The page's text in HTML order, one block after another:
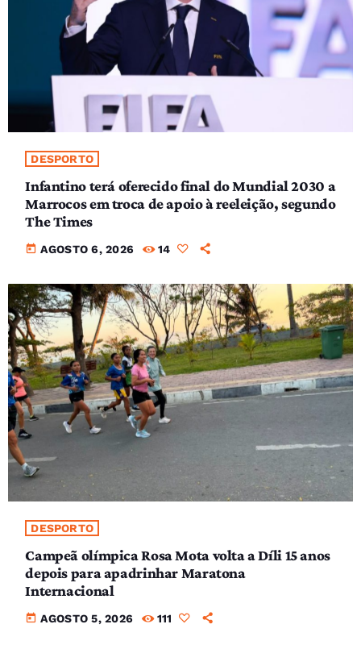
DESPORTO
Infantino terá oferecido final do Mundial 2030 a
Marrocos em troca de apoio à reeleição, segundo
The Times
today AGOSTO 6, 2026 14
DESPORTO
Campeã olímpica Rosa Mota volta a Díli 15 anos
depois para apadrinhar Maratona
Internacional
today AGOSTO 5, 2026 111